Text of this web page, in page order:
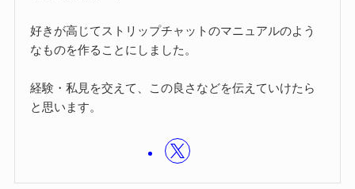
好きが高じてストリップチャットのマニュアルのよう
なものを作ることにしました。
経験・私見を交えて、この良さなどを伝えていけたら
と思います。